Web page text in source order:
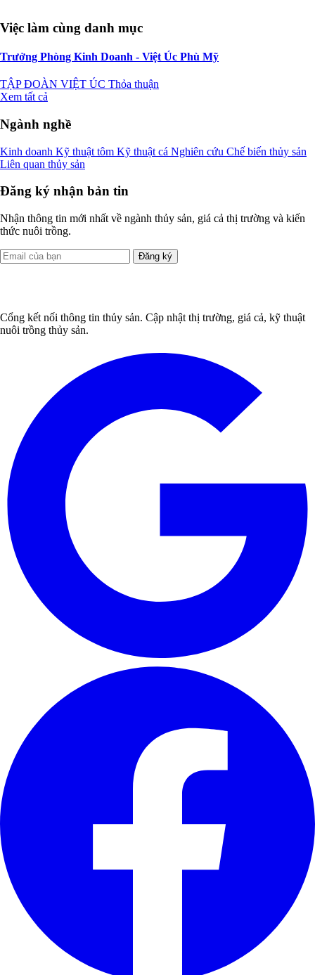
Việc làm cùng danh mục
Trưởng Phòng Kinh Doanh - Việt Úc Phù Mỹ
TẬP ĐOÀN VIỆT ÚC Thỏa thuận
Xem tất cả
Ngành nghề
Kinh doanh Kỹ thuật tôm Kỹ thuật cá Nghiên cứu Chế biến thủy sản
Liên quan thủy sản
Đăng ký nhận bản tin
Nhận thông tin mới nhất về ngành thủy sản, giá cả thị trường và kiến
thức nuôi trồng.
Đăng ký
Cổng kết nối thông tin thủy sản. Cập nhật thị trường, giá cả, kỹ thuật
nuôi trồng thủy sản.